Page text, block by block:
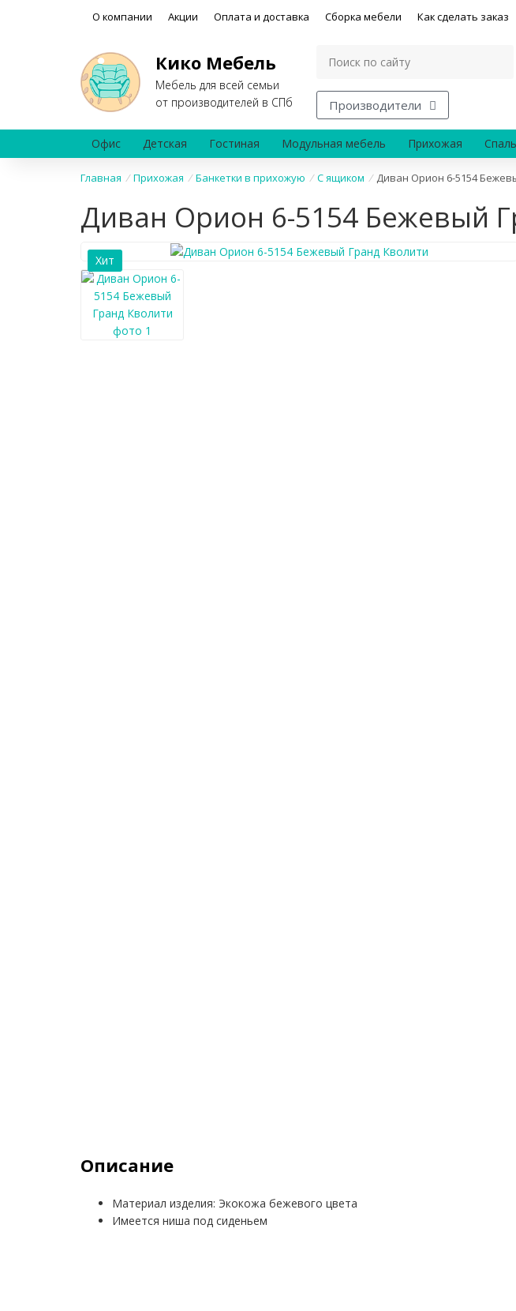
О компании Акции Оплата и доставка Сборка мебели Как сделать заказ
Кико Мебель
Мебель для всей семьи
от производителей в СПб
Производители
Офис Детская Гостиная Модульная мебель Прихожая
Главная / Прихожая / Банкетки в прихожую / С ящиком / Диван Орион 6-5154
Диван Орион 6-5154 Бежевый
Хит
Описание
Материал изделия: Экокожа бежевого цвета
Имеется ниша под сиденьем